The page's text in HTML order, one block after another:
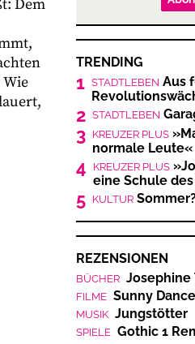
Dem
TRENDING
1 STADTLEBEN Aus
2 STADTLEBEN
3 KREUZER PLUS
normale Leute«
4 KREUZER PLUS
eine Schule
5 KULTUR
REZENSIONEN
BÜCHER Josephine
FILME Sunny
MUSIK Jungstötter
SPIELE Gothic 1